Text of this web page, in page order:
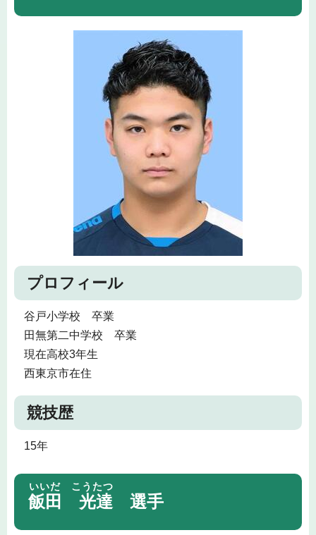
プロフィール
谷戸小学校 卒業
田無第二中学校 卒業
現在高校3年生
西東京市在住
競技歴
15年
飯田 光達
いいだ こうたつ
選手